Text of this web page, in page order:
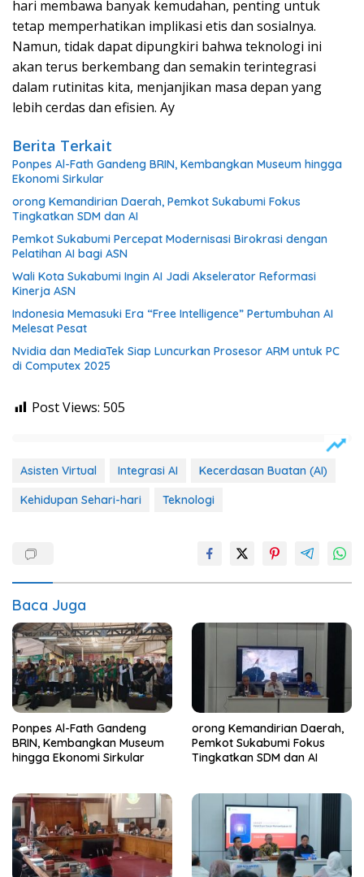
hari membawa banyak kemudahan, penting untuk
tetap memperhatikan implikasi etis dan sosialnya.
Namun, tidak dapat dipungkiri bahwa teknologi ini
akan terus berkembang dan semakin terintegrasi
dalam rutinitas kita, menjanjikan masa depan yang
lebih cerdas dan efisien. Ay
Berita Terkait
Ponpes Al-Fath Gandeng BRIN, Kembangkan Museum hingga
Ekonomi Sirkular
orong Kemandirian Daerah, Pemkot Sukabumi Fokus
Tingkatkan SDM dan AI
Pemkot Sukabumi Percepat Modernisasi Birokrasi dengan
Pelatihan AI bagi ASN
Wali Kota Sukabumi Ingin AI Jadi Akselerator Reformasi
Kinerja ASN
Indonesia Memasuki Era “Free Intelligence” Pertumbuhan AI
Melesat Pesat
Nvidia dan MediaTek Siap Luncurkan Prosesor ARM untuk PC
di Computex 2025
Post Views: 505
Asisten Virtual Integrasi AI
Kecerdasan Buatan (AI)
Kehidupan Sehari-hari
Teknologi
Baca Juga
Ponpes Al-Fath Gandeng
BRIN, Kembangkan Museum
hingga Ekonomi Sirkular
orong Kemandirian Daerah,
Pemkot Sukabumi Fokus
Tingkatkan SDM dan AI